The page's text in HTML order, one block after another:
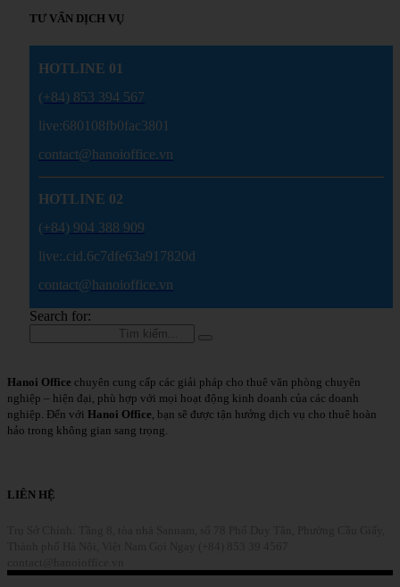
TƯ VẤN DỊCH VỤ
HOTLINE 01
(+84) 853 394 567
live:680108fb0fac3801
contact@hanoioffice.vn
HOTLINE 02
(+84) 904 388 909
live:.cid.6c7dfe63a917820d
contact@hanoioffice.vn
Search for:
Hanoi Office chuyên cung cấp các giải pháp cho thuê văn phòng chuyên
nghiệp – hiện đại, phù hợp với mọi hoạt động kinh doanh của các doanh
nghiệp. Đến với Hanoi Office , bạn sẽ được tận hưởng dịch vụ cho thuê hoàn
hảo trong không gian sang trọng.
LIÊN HỆ